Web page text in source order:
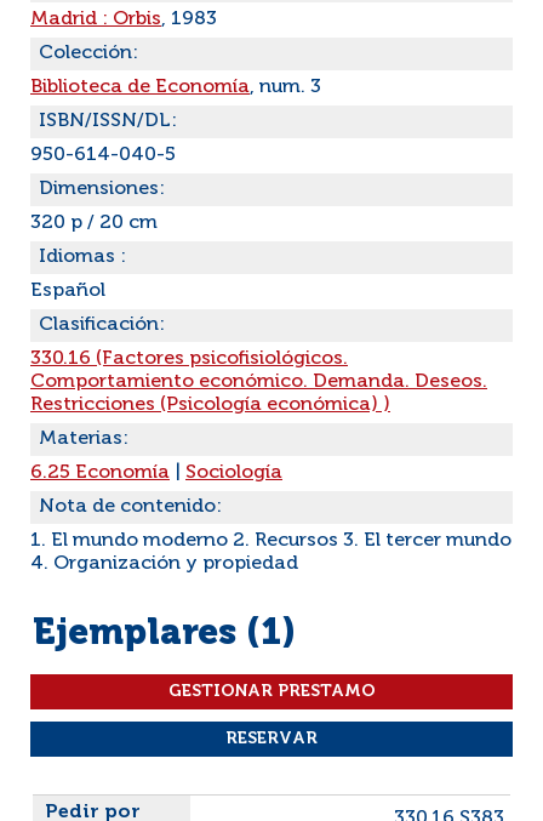
Madrid : Orbis, 1983
Colección:
Biblioteca de Economía, num. 3
ISBN/ISSN/DL:
950-614-040-5
Dimensiones:
320 p / 20 cm
Idiomas :
Español
Clasificación:
330.16 (Factores psicofisiológicos.
Comportamiento económico. Demanda. Deseos.
Restricciones (Psicología económica) )
Materias:
6.25 Economía
Sociología
Nota de contenido:
1. El mundo moderno 2. Recursos 3. El tercer mundo
4. Organización y propiedad
Ejemplares (1)
Liste des exemplaires